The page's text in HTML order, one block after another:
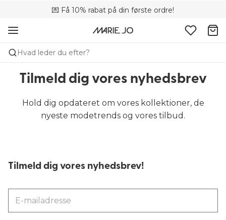
💌 Få 10% rabat på din første ordre!
🚚 Gratis levering over +699 kr.
📦 Fri returnering
Hvad leder du efter?
Tilmeld dig vores nyhedsbrev
Hold dig opdateret om vores kollektioner, de
nyeste modetrends og vores tilbud.
Tilmeld dig vores nyhedsbrev!